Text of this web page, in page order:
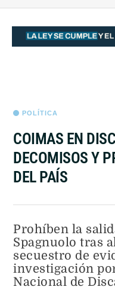
POLÍTICA
COIMAS EN
DECOMISOS Y
DEL PAÍS
Prohíben la
Spagnuolo tras
secuestro de
investigación
Nacional de